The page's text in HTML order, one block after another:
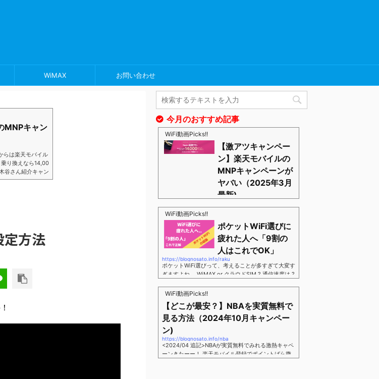
WiMAX お問い合わせ
MNPキャン
らは楽天モバイル
り換えなら14,00
谷さん紹介キャン
背水の陣の楽天
方法
今月のおすすめ記事
WiFi動画Picks!!
【激アツキャンペー
ン】楽天モバイルの
MNPキャンペーンが
ヤバい（2025年3月
最新)
激あつキャペーンまだまだ継続中ーー！プラチナバン
ドもはじまったし、これからは楽天モバイルの時代っ
す。三木谷さん紹介リンク経由をするだけ。最大1,40
00円ポイント→ 乗り換えなら14,000ポイント→ 新
規で7,000ポイントしかも、複数回線でもOKという好
条件。 三木谷さん紹介キャンペーン＼激熱の三木谷
さんキャンペーン／2回線目以降でもOK再契約でもで
もOK背水の陣の楽天モバイル。ついに「最後の賭
け」とも思えるポイントばら撒きキャンペーンを発動
してきました。■キャンペーン概要三木谷社長の特別
招待ページから楽天モバイ...
WiFi動画Picks!!
ポケットWiFi選びに
疲れた人へ「9割の
人はこれでOK」
https://blognosato.info/raku
ポケットWiFi選びって、考えることが多すぎて大変す
ぎますよね。 WiMAX or クラウドSIM ? 通信速度は ?
負担は ?もう知らん、って感じですよね。私もWiFi関
連のメディアを3年間運用してきましたが「結局みん
なコレでいいのでは？」という結論にいたりました。
ということで、「ポケットWiFi選びに疲れた」「結局
どれがいいのか分からない」と言う人向けに【最終
解】を用意しました。ポケットWiFiのヘビーユーザー
視点で「90％の人はこれだけでいいやん」というも
のなので、「多...
WiFi動画Picks!!
【どこが最安？】NBAを実質無料で
見る方法（2024年10月キャンペー
ン)
https://blognosato.info/nba
<2024/04 追記>NBAが実質無料でみれる激熱キャペ
ーンきたーー！ 楽天モバイル登録でポイントばら撒